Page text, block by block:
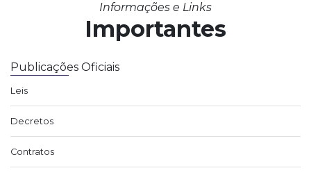
Informações e Links
Importantes
Publicações Oficiais
Leis
Decretos
Contratos